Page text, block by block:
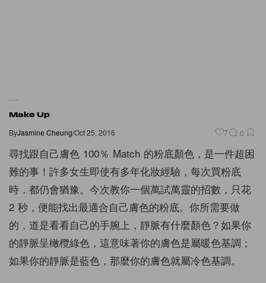
Make Up
ByJasmine Cheung/Oct 25, 2016 7 0
尋找跟自己膚色 100％ Match 的粉底顏色，是一件超困
難的事！許多女生即使有多年化妝經驗，每次買粉底
時，都仍會猶豫。今次教你一個萬試萬靈的招數，只花
2 秒，便能找出最適合自己膚色的粉底。你所需要做
的，道是看看自己的手腕上，靜脈有什麼顏色？如果你
的靜脈呈橄欖綠色，這意味著你的膚色是屬暖色基調；
如果你的靜脈是藍色，那麼你的膚色就屬冷色基調。